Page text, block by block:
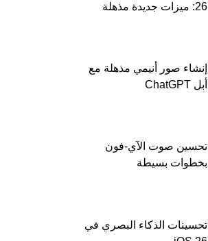
26: ميزات جديدة مذهلة
إنشاء صور أنيمي مذهلة مع
أبل ChatGPT
تحسين صوت الآي-فون
بخطوات بسيطة
تحسينات الذكاء البصري في